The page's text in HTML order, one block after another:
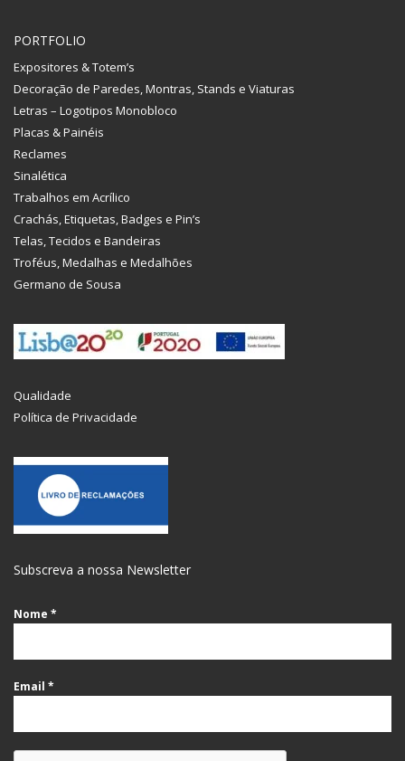
PORTFOLIO
Expositores & Totem’s
Decoração de Paredes, Montras, Stands e Viaturas
Letras – Logotipos Monobloco
Placas & Painéis
Reclames
Sinalética
Trabalhos em Acrílico
Crachás, Etiquetas, Badges e Pin’s
Telas, Tecidos e Bandeiras
Troféus, Medalhas e Medalhões
Germano de Sousa
Qualidade
Política de Privacidade
Subscreva a nossa Newsletter
Nome *
Email *